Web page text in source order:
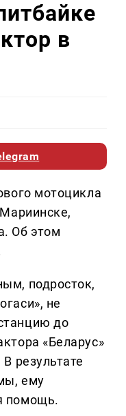
в
мотоцикла
Об этом
подросток,
не
до
«Беларус»
результате
ему
помощь.